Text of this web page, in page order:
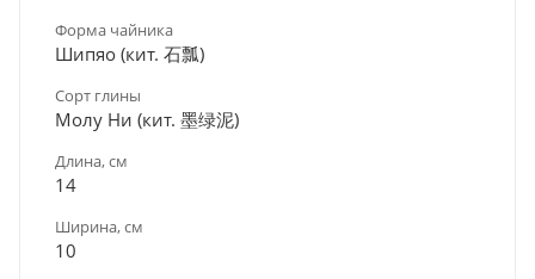
Форма чайника
Шипяо (кит. 石瓢)
Сорт глины
Молу Ни (кит. 墨绿泥)
Длина, см
14
Ширина, см
10